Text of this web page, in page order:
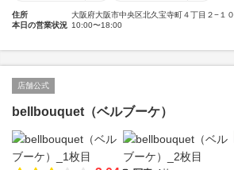
住所
大阪府大阪市中央区北久宝寺町４丁目２−１０
本日の営業状況 10:00〜18:00
店舗公式
bellbouquet（ベルブーケ）